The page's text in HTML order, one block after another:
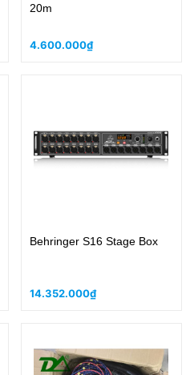
20m
4.600.000₫
Behringer S16 Stage Box
14.352.000₫